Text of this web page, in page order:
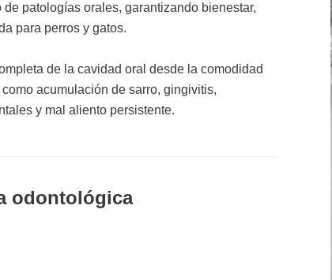
patologías orales, garantizando bienestar,
para perros y gatos.
de la cavidad oral desde la comodidad
acumulación de sarro, gingivitis,
y mal aliento persistente.
odontológica